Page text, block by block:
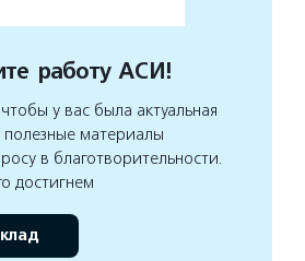
работу АСИ!
у вас была актуальная
материалы
в благотворительности.
достигнем